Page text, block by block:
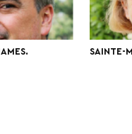
SAINTE-